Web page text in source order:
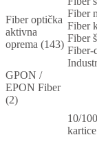
Fiber optička
aktivna
oprema (143)
Fiber
Fiber
Fiber
Fiber-
GPON /
EPON Fiber
(2)
10/